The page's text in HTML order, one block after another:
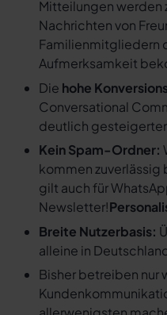
Mitteilungen werden
Nachrichten von
Familienmitgliedern
Aufmerksamkeit
Die hohe
Conversational
deutlich
Kein Spam-Ordner:
kommen zuverlässig
gilt auch für
Newsletter!
Breite Nutzerbasis:
alleine in
Bisher betreiben nur